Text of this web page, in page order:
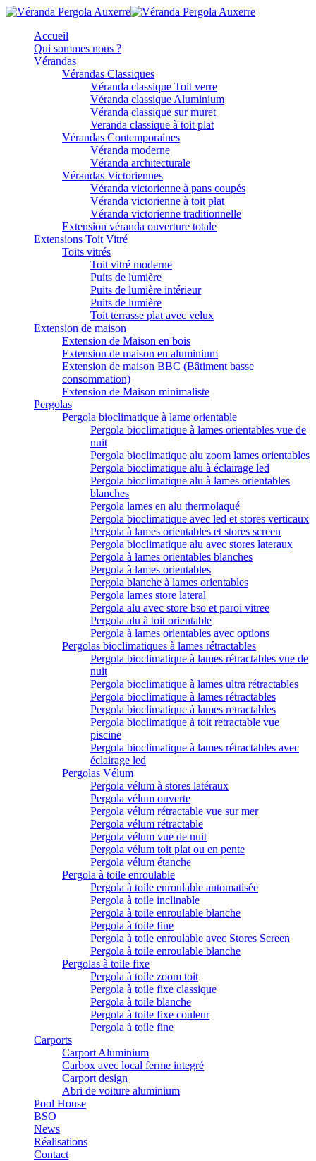
Accueil
Qui sommes nous ?
Vérandas
Vérandas Classiques
Véranda classique Toit verre
Véranda classique Aluminium
Véranda classique sur muret
Veranda classique à toit plat
Vérandas Contemporaines
Véranda moderne
Véranda architecturale
Vérandas Victoriennes
Véranda victorienne à pans coupés
Véranda victorienne à toit plat
Véranda victorienne traditionnelle
Extension véranda ouverture totale
Extensions Toit Vitré
Toits vitrés
Toit vitré moderne
Puits de lumière
Puits de lumière intérieur
Puits de lumière
Toit terrasse plat avec velux
Extension de maison
Extension de Maison en bois
Extension de maison en aluminium
Extension de maison BBC (Bâtiment basse
consommation)
Extension de Maison minimaliste
Pergolas
Pergola bioclimatique à lame orientable
Pergola bioclimatique à lames orientables vue de
nuit
Pergola bioclimatique alu zoom lames orientables
Pergola bioclimatique alu à éclairage led
Pergola bioclimatique alu à lames orientables
blanches
Pergola lames en alu thermolaqué
Pergola bioclimatique avec led et stores verticaux
Pergola à lames orientables et stores screen
Pergola bioclimatique alu avec stores lateraux
Pergola à lames orientables blanches
Pergola à lames orientables
Pergola blanche à lames orientables
Pergola lames store lateral
Pergola alu avec store bso et paroi vitree
Pergola alu à toit orientable
Pergola à lames orientables avec options
Pergolas bioclimatiques à lames rétractables
Pergola bioclimatique à lames rétractables vue de
nuit
Pergola bioclimatique à lames ultra rétractables
Pergola bioclimatique à lames rétractables
Pergola bioclimatique à lames retractables
Pergola bioclimatique à toit retractable vue
piscine
Pergola bioclimatique à lames rétractables avec
éclairage led
Pergolas Vélum
Pergola vélum à stores latéraux
Pergola vélum ouverte
Pergola vélum rétractable vue sur mer
Pergola vélum rétractable
Pergola vélum vue de nuit
Pergola vélum toit plat ou en pente
Pergola vélum étanche
Pergola à toile enroulable
Pergola à toile enroulable automatisée
Pergola à toile inclinable
Pergola à toile enroulable blanche
Pergola à toile fine
Pergola à toile enroulable avec Stores Screen
Pergola à toile enroulable blanche
Pergolas à toile fixe
Pergola à toile zoom toit
Pergola à toile fixe classique
Pergola à toile blanche
Pergola à toile fixe couleur
Pergola à toile fine
Carports
Carport Aluminium
Carbox avec local ferme integré
Carport design
Abri de voiture aluminium
Pool House
BSO
News
Réalisations
Contact